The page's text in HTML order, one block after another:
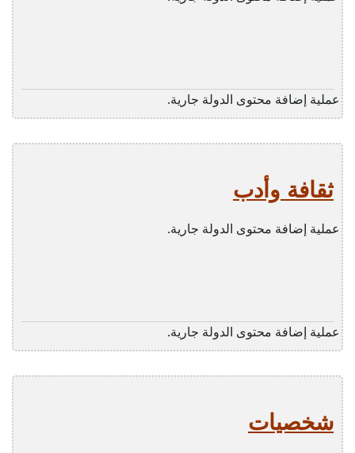
عملية إضافة محتوى الدولة جارية.
ثقافة وأدب
عملية إضافة محتوى الدولة جارية.
عملية إضافة محتوى الدولة جارية.
شخصيات